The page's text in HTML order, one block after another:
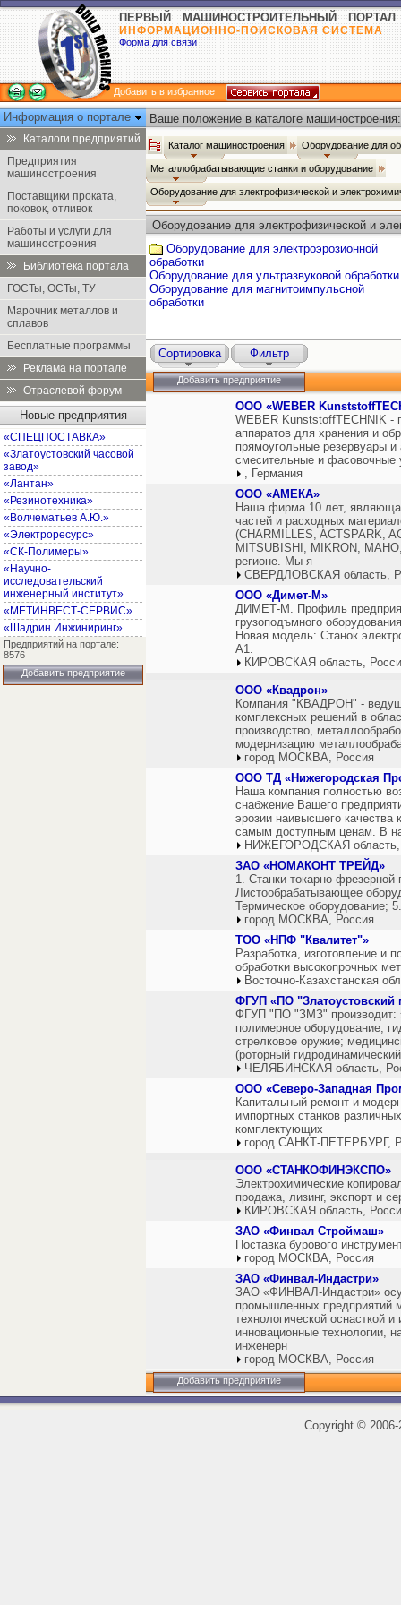
ПЕРВЫЙ МАШИНОСТРОИТЕЛЬНЫЙ ПОРТАЛ
ИНФОРМАЦИОННО-ПОИСКОВАЯ СИСТЕМА
Форма для связи
Добавить в избранное
Информация о портале
Каталоги предприятий
Предприятия
машиностроения
Поставщики проката,
поковок, отливок
Работы и услуги для
машиностроения
Библиотека портала
ГОСТы, ОСТы, ТУ
Марочник металлов и
сплавов
Бесплатные программы
Реклама на портале
Отраслевой форум
Новые предприятия
«СПЕЦПОСТАВКА»
«Златоустовский часовой
завод»
«Лантан»
«Резинотехника»
«Волчематьев А.Ю.»
«Электроресурс»
«СК-Полимеры»
«Научно-
исследовательский
инженерный институт»
«МЕТИНВЕСТ-СЕРВИС»
«Шадрин Инжиниринг»
Предприятий на портале:
8576
Добавить предприятие
Ваше положение в каталоге машиностроения:
Каталог машиностроения Оборудование для
Металлобрабатывающие станки и оборудование
Оборудование для электрофизической и
Оборудование для электрофизической и
Оборудование для электроэрозионной
обработки
Оборудование для ультразвуковой обработки
Оборудование для магнитоимпульсной
обработки
Сортировка Фильтр
Добавить предприятие
ООО «WEBER
WEBER KunststoffTECHNIK -
аппаратов для хранения и
прямоугольные резервуары
смесительные и фасовочные
, Германия
ООО «АМЕКА»
Наша фирма 10 лет,
частей и расходных
(CHARMILLES, ACTSPARK,
MITSUBISHI, MIKRON,
регионе. Мы я
СВЕРДЛОВСКАЯ область,
ООО «Димет-М»
ДИМЕТ-М. Профиль
грузоподъмного
Новая модель: Станок
А1.
КИРОВСКАЯ область,
ООО «Квадрон»
Компания "КВАДРОН" -
комплексных решений в
производство,
модернизацию
город МОСКВА, Россия
ООО ТД «Нижегородская
Наша компания полностью
снабжение Вашего
эрозии наивысшего
самым доступным ценам. В
НИЖЕГОРОДСКАЯ область,
ЗАО «НОМАКОНТ ТРЕЙД»
1. Станки токарно-
Листообрабатывающее
Термическое оборудование;
город МОСКВА, Россия
ТОО «НПФ "Квалитет"»
Разработка, изготовление и
обработки высокопрочных
Восточно-Казахстанская
ФГУП «ПО
ФГУП "ПО "ЗМЗ" производит:
полимерное оборудование;
стрелковое оружие;
(роторный
ЧЕЛЯБИНСКАЯ область,
ООО «Северо-Западная
Капитальный ремонт и
импортных станков
комплектующих
город САНКТ-ПЕТЕРБУРГ,
ООО «СТАНКОФИНЭКСПО»
Электрохимические
продажа, лизинг, экспорт и
КИРОВСКАЯ область,
ЗАО «Финвал Строймаш»
Поставка бурового
город МОСКВА, Россия
ЗАО «Финвал-Индастри»
ЗАО «ФИНВАЛ-Индастри»
промышленных предприятий
технологической оснасткой
инновационные технологии,
инженерн
город МОСКВА, Россия
Добавить предприятие
Copyright ©